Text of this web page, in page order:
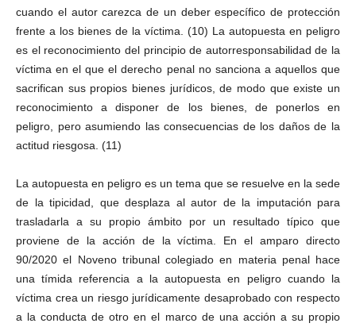
cuando el autor carezca de un deber específico de protección
frente a los bienes de la víctima. (10) La autopuesta en peligro
es el reconocimiento del principio de autorresponsabilidad de la
víctima en el que el derecho penal no sanciona a aquellos que
sacrifican sus propios bienes jurídicos, de modo que existe un
reconocimiento a disponer de los bienes, de ponerlos en
peligro, pero asumiendo las consecuencias de los daños de la
actitud riesgosa. (11)
La autopuesta en peligro es un tema que se resuelve en la sede
de la tipicidad, que desplaza al autor de la imputación para
trasladarla a su propio ámbito por un resultado típico que
proviene de la acción de la víctima. En el amparo directo
90/2020 el Noveno tribunal colegiado en materia penal hace
una tímida referencia a la autopuesta en peligro cuando la
víctima crea un riesgo jurídicamente desaprobado con respecto
a la conducta de otro en el marco de una acción a su propio